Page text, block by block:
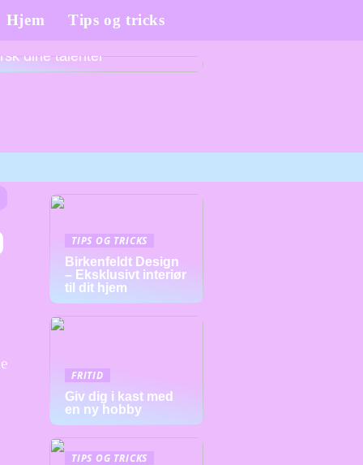
Hjem Tips og tricks
dine talenter
TIPS OG TRICKS
Birkenfeldt Design
– Eksklusivt interiør
til dit hjem
FRITID
Giv dig i kast med
en ny hobby
TIPS OG TRICKS